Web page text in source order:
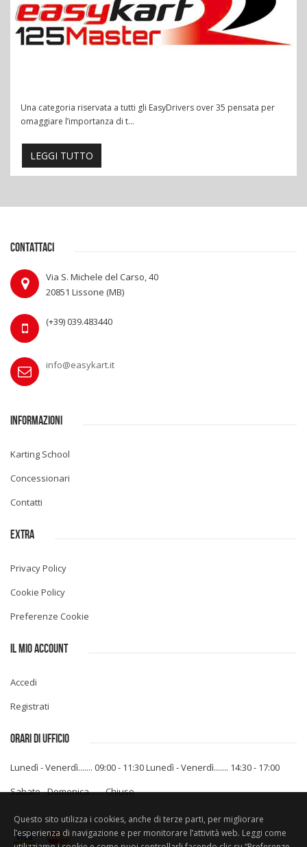
Una categoria riservata a tutti gli EasyDrivers over 35 pensata per
omaggiare l’importanza di t...
LEGGI TUTTO
CONTATTACI
Via S. Michele del Carso, 40
20851 Lissone (MB)
(+39) 039.483440
info@easykart.it
INFORMAZIONI
Karting School
Concessionari
Contatti
EXTRA
Privacy Policy
Cookie Policy
Preferenze Cookie
IL MIO ACCOUNT
Accedi
Registrati
ORARI DI UFFICIO
Lunedì - Venerdì....... 09:00 - 11:30Lunedì - Venerdì....... 14:30 - 17:00
Sabato - Domenica....... Chiuso
Questo sito utilizza i cookies, anche di terze parti, per migliorare
l’esperienza di navigazione e per monitorare l’attività web. Leggi come